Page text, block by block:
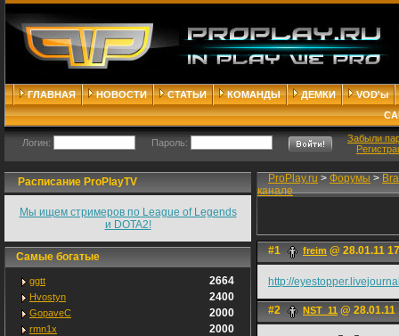
ГЛАВНАЯ НОВОСТИ СТАТЬИ КОМАНДЫ ДЕМКИ
VOD'ы
Логин: Пароль:
Забыли
Расписание ProPlayTV
Мы ищем стримеров по League of Legends
и DOTA2!
Самые богатые
ggtt 2664
Hvostyn 2400
GopaveC 2000
rmn1x 2000
ProPlay.ru > Форумы >
канале
#1 freim @ 28.01.11
http://
#2 NST_11 @ 28.01.11